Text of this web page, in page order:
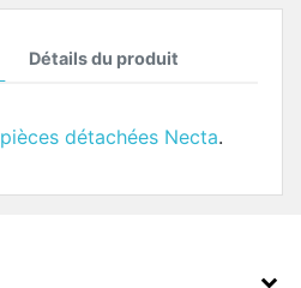
Détails du produit
pièces détachées Necta.